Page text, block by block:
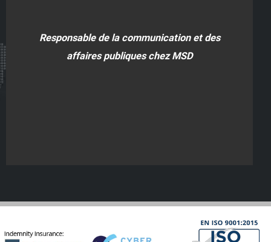
Responsable de la communication et des
affaires publiques chez MSD